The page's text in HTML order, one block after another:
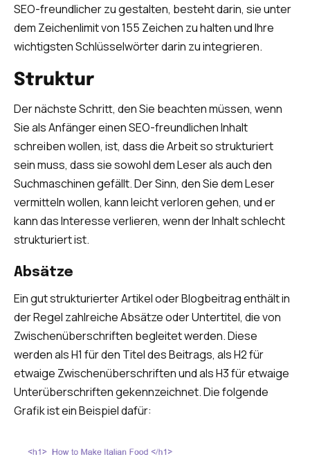
SEO-freundlicher zu gestalten, besteht darin, sie unter
dem Zeichenlimit von 155 Zeichen zu halten und Ihre
wichtigsten Schlüsselwörter darin zu integrieren.
Struktur
Der nächste Schritt, den Sie beachten müssen, wenn
Sie als Anfänger einen SEO-freundlichen Inhalt
schreiben wollen, ist, dass die Arbeit so strukturiert
sein muss, dass sie sowohl dem Leser als auch den
Suchmaschinen gefällt. Der Sinn, den Sie dem Leser
vermitteln wollen, kann leicht verloren gehen, und er
kann das Interesse verlieren, wenn der Inhalt schlecht
strukturiert ist.
Absätze
Ein gut strukturierter Artikel oder Blogbeitrag enthält in
der Regel zahlreiche Absätze oder Untertitel, die von
Zwischenüberschriften begleitet werden. Diese
werden als H1 für den Titel des Beitrags, als H2 für
etwaige Zwischenüberschriften und als H3 für etwaige
Unterüberschriften gekennzeichnet. Die folgende
Grafik ist ein Beispiel dafür: